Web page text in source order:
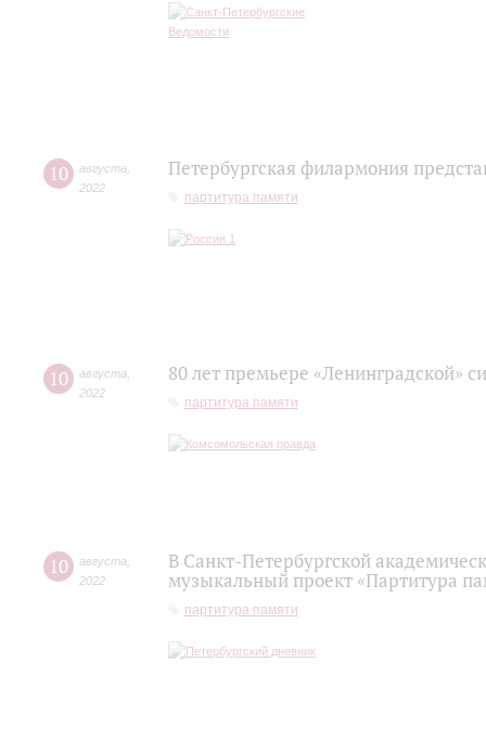
10 августа
2022
Петербургская филармония
партитура памяти
10 августа
2022
80 лет премьере «Ленинградской»
партитура памяти
10 августа
2022
В Санкт-Петербургской
музыкальный проект «Партитура
партитура памяти